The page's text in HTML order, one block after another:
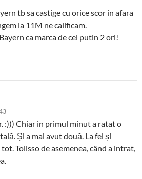
tb sa castige cu orice scor in afara
la 11M ne calificam.
ca marca de cel putin 2 ori!
:))) Chiar in primul minut a ratat o
Și a mai avut două. La fel și
Tolisso de asemenea, când a intrat,